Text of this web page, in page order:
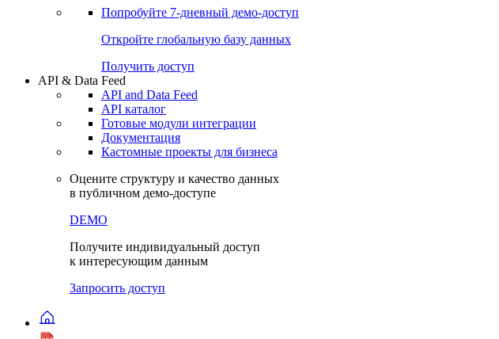
Чат
Сбондс Люди
Проверка контрагента
Попробуйте7-дневный
Откройте глобальную базу данных
Получить доступ
API & Data Feed
API and Data Feed
API каталог
Документация
Кастомные проекты для бизнеса
Оцените структуру и качество данных
в публичном демо-доступе
DEMO
Получите индивидуальный доступ